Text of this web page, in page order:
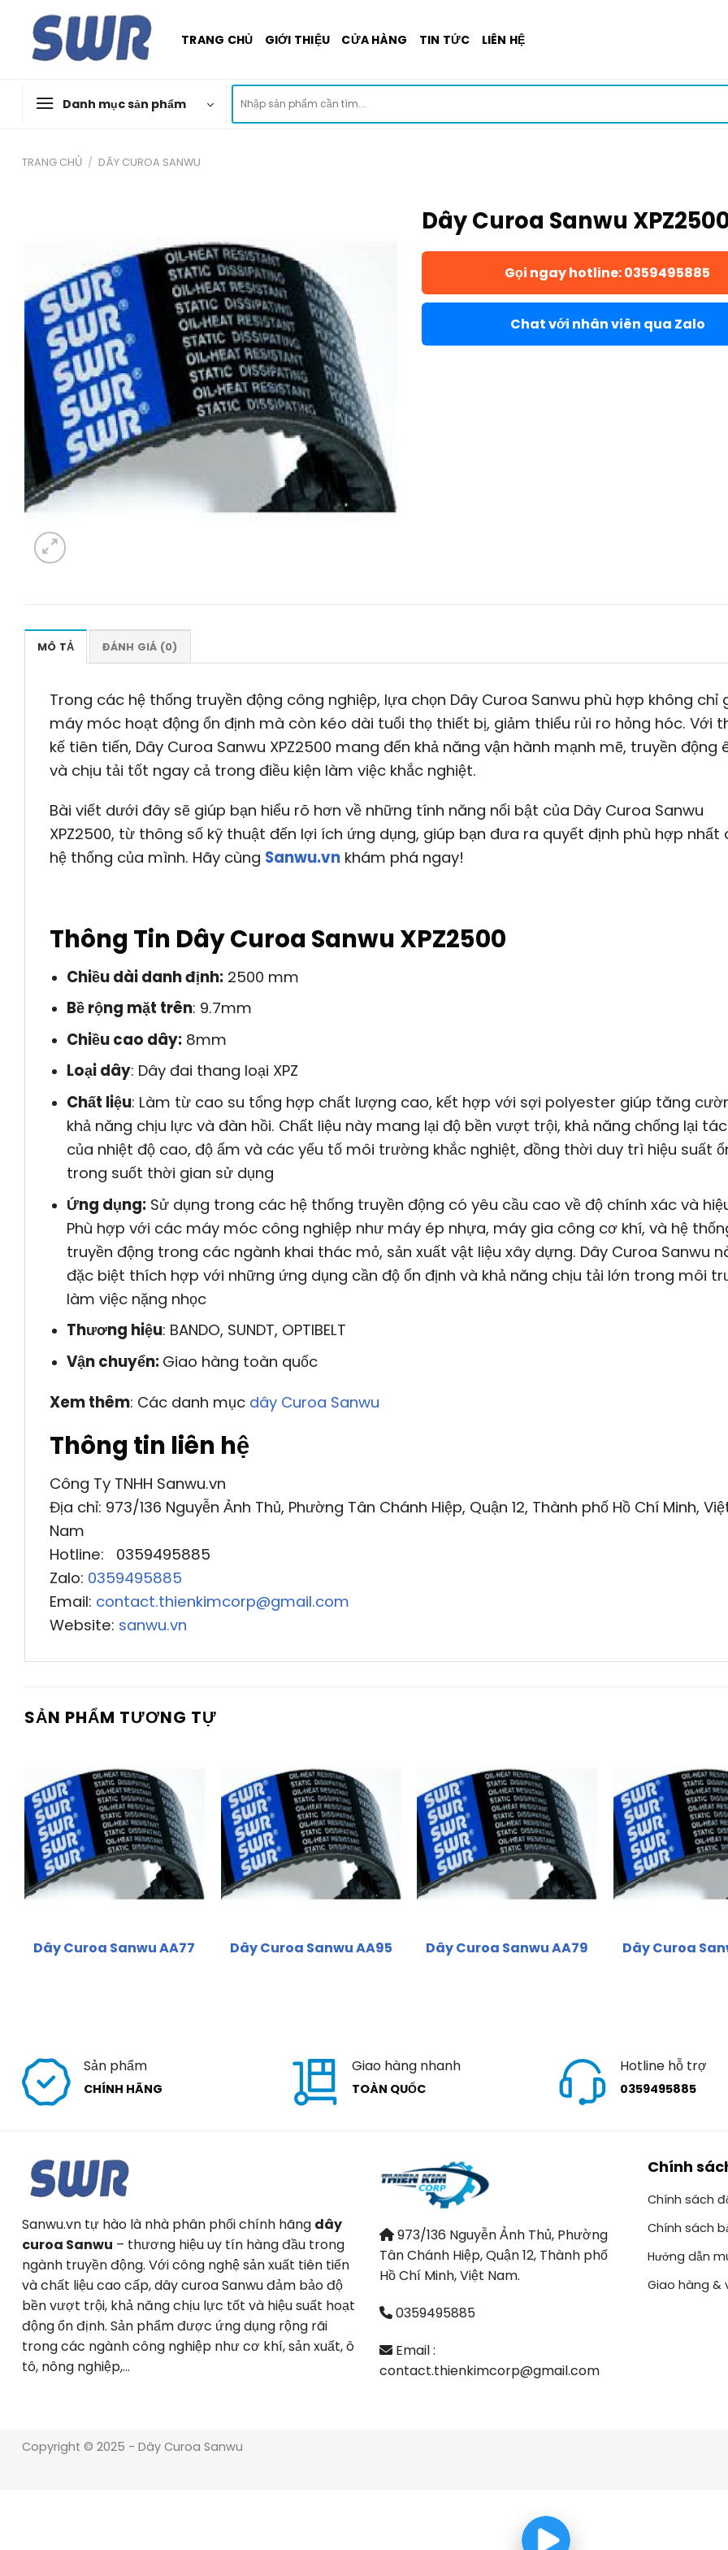
content
TRANG CHỦ GIỚI THIỆU CỬA HÀNG TIN TỨC LIÊN HỆ
Danh mục sản phẩm
kiếm:
TRANG CHỦ / DÂY CUROA SANWU
Dây Curoa Sanwu
Gọi ngay hotline: 0359495885
Chat với nhân viên qua Zalo
MÔ TẢ ĐÁNH GIÁ (0)
Trong các hệ thống truyền động công nghiệp, lựa chọn Dây Curoa Sanwu phù hợp không chỉ
máy móc hoạt động ổn định mà còn kéo dài tuổi thọ thiết bị, giảm thiểu rủi ro hỏng hóc. Với
kế tiên tiến, Dây Curoa Sanwu XPZ2500 mang đến khả năng vận hành mạnh mẽ, truyền động
và chịu tải tốt ngay cả trong điều kiện làm việc khắc nghiệt.
Bài viết dưới đây sẽ giúp bạn hiểu rõ hơn về những tính năng nổi bật của Dây Curoa Sanwu
XPZ2500, từ thông số kỹ thuật đến lợi ích ứng dụng, giúp bạn đưa ra quyết định phù hợp nhất
hệ thống của mình. Hãy cùng Sanwu.vn khám phá ngay!
Thông Tin Dây Curoa Sanwu XPZ2500
Chiều dài danh định:2500 mm
Bề rộng mặt trên: 9.7mm
Chiều cao dây:8mm
Loại dây: Dây đai thang loại XPZ
Chất liệu: Làm từ cao su tổng hợp chất lượng cao, kết hợp với sợi polyester giúp tăng
khả năng chịu lực và đàn hồi. Chất liệu này mang lại độ bền vượt trội, khả năng chống lại
của nhiệt độ cao, độ ẩm và các yếu tố môi trường khắc nghiệt, đồng thời duy trì hiệu suất
trong suốt thời gian sử dụng
Ứng dụng:Sử dụng trong các hệ thống truyền động có yêu cầu cao về độ chính xác và
Phù hợp với các máy móc công nghiệp như máy ép nhựa, máy gia công cơ khí, và hệ
truyền động trong các ngành khai thác mỏ, sản xuất vật liệu xây dựng. Dây Curoa Sanwu
đặc biệt thích hợp với những ứng dụng cần độ ổn định và khả năng chịu tải lớn trong môi
làm việc nặng nhọc
Thương hiệu: BANDO, SUNDT, OPTIBELT
Vận chuyển: Giao hàng toàn quốc
Xem thêm: Các danh mục dây Curoa Sanwu
Thông tin liên hệ
Công Ty TNHH Sanwu.vn
Địa chỉ: 973/136 Nguyễn Ảnh Thủ, Phường Tân Chánh Hiệp, Quận 12, Thành phố Hồ Chí Minh,
Nam
Hotline: 0359495885
Zalo: 0359495885
Email: contact.thienkimcorp@gmail.com
Website: sanwu.vn
SẢN PHẨM TƯƠNG TỰ
Dây Curoa Sanwu AA77 Dây Curoa Sanwu AA95 Dây Curoa Sanwu AA79 Dây Curoa
Sản phẩm
CHÍNH HÃNG
Giao hàng nhanh
TOÀN QUỐC
Hotline hỗ trợ
0359495885
Sanwu.vn tự hào là nhà phân phối chính hãng dây
curoa Sanwu – thương hiệu uy tín hàng đầu trong
ngành truyền động. Với công nghệ sản xuất tiên tiến
và chất liệu cao cấp, dây curoa Sanwu đảm bảo độ
bền vượt trội, khả năng chịu lực tốt và hiệu suất hoạt
động ổn định. Sản phẩm được ứng dụng rộng rãi
trong các ngành công nghiệp như cơ khí, sản xuất, ô
tô, nông nghiệp,…
973/136 Nguyễn Ảnh Thủ, Phường
Tân Chánh Hiệp, Quận 12, Thành phố
Hồ Chí Minh, Việt Nam.
0359495885
Email :
contact.thienkimcorp@gmail.com
Chính
Chính sách
Chính sách
Hướng dẫn
Giao hàng &
Copyright © 2025 - Dây Curoa Sanwu